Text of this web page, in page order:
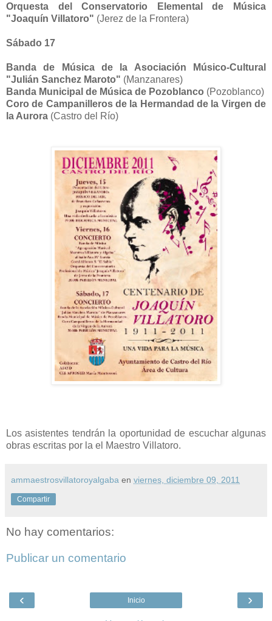
Orquesta del Conservatorio Elemental de Música
"Joaquín Villatoro" (Jerez de la Frontera)
Sábado 17
Banda de Música de la Asociación Músico-Cultural
"Julián Sanchez Maroto" (Manzanares)
Banda Municipal de Música de Pozoblanco (Pozoblanco)
Coro de Campanilleros de la Hermandad de la Virgen de
la Aurora (Castro del Río)
Los asistentes tendrán la oportunidad de escuchar algunas
obras escritas por la el Maestro Villatoro.
ammaestrosvillatoroyalgaba en viernes, diciembre 09, 2011
Compartir
No hay comentarios:
Publicar un comentario
‹ ›
Inicio